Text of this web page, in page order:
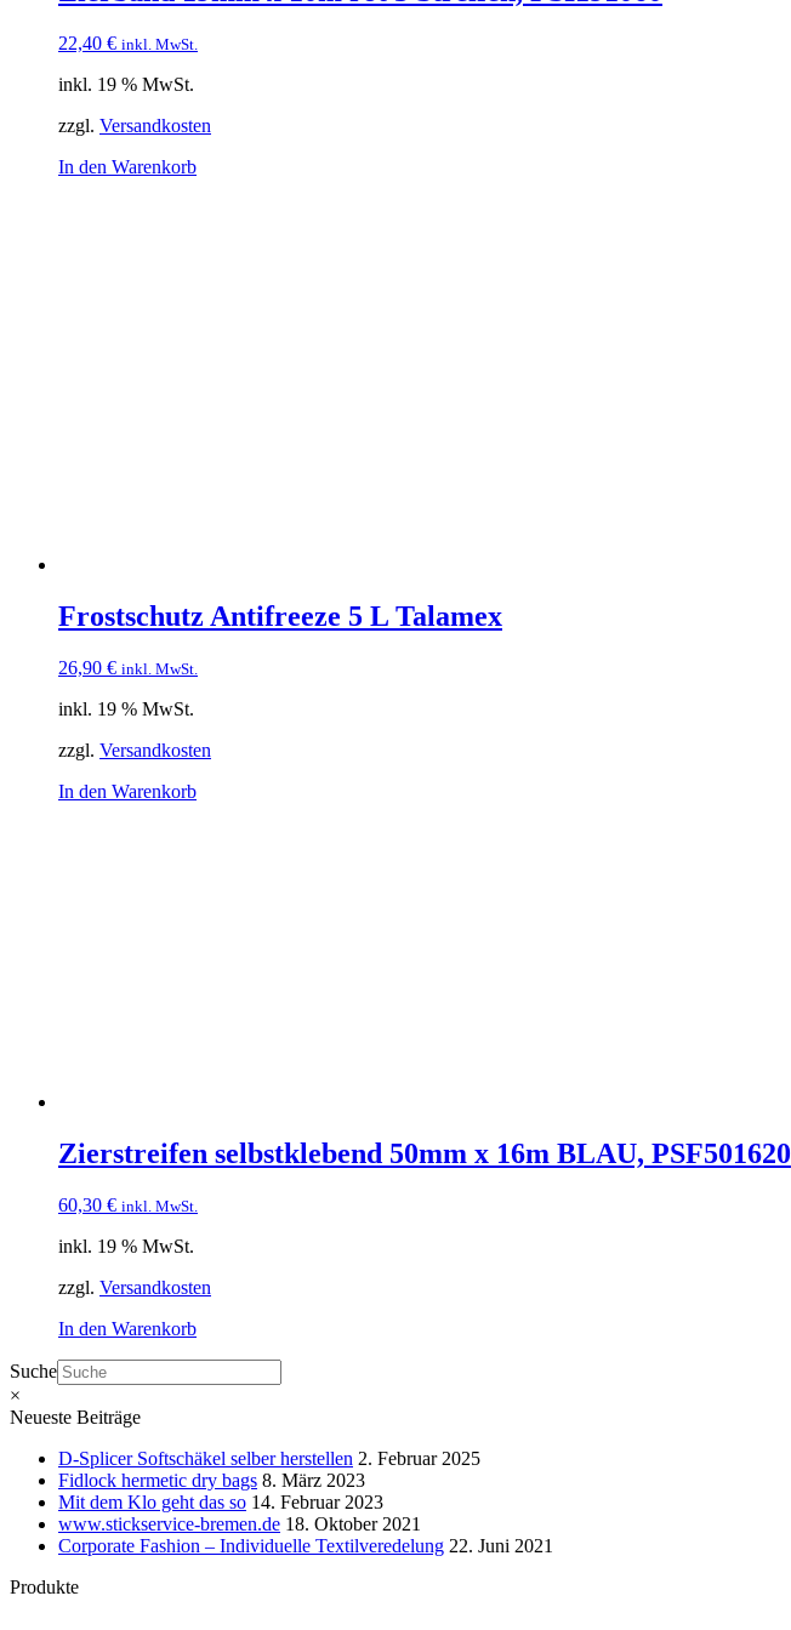
22,40 € inkl. MwSt.
inkl. 19 % MwSt.
zzgl. Versandkosten
In den Warenkorb
Frostschutz Antifreeze 5 L Talamex
26,90 € inkl. MwSt.
inkl. 19 % MwSt.
zzgl. Versandkosten
In den Warenkorb
Zierstreifen selbstklebend 50mm x 16m BLAU, PSF501620
60,30 € inkl. MwSt.
inkl. 19 % MwSt.
zzgl. Versandkosten
In den Warenkorb
Suche
×
Neueste Beiträge
D-Splicer Softschäkel selber herstellen 2. Februar 2025
Fidlock hermetic dry bags 8. März 2023
Mit dem Klo geht das so 14. Februar 2023
www.stickservice-bremen.de 18. Oktober 2021
Corporate Fashion – Individuelle Textilveredelung 22. Juni 2021
Produkte